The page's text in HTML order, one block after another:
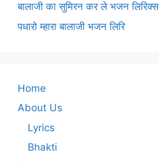
बालाजी का सुमिरन कर ले भजन लिरिक्स
पधारो म्हारा बालाजी भजन लिरि
Home
About Us
Lyrics
Bhakti